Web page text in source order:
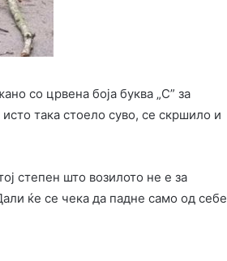
со црвена боја буква „С” за
така стоело суво, се скршило и
степен што возилото не е за
ќе се чека да падне само од себе